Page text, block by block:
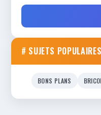
# SUJETS POPULAIRES
BONS PLANS